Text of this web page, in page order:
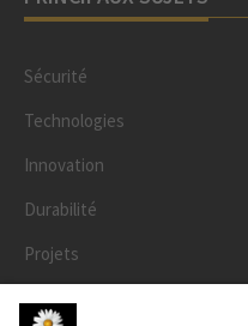
Sécurité
Technologies
Innovation
Durabilité
Projets
Personnes